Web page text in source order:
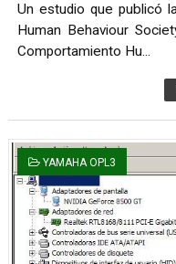
Un estudio que publicó
Human Behaviour
Comportamiento Hu...
YAMAHA OPL3